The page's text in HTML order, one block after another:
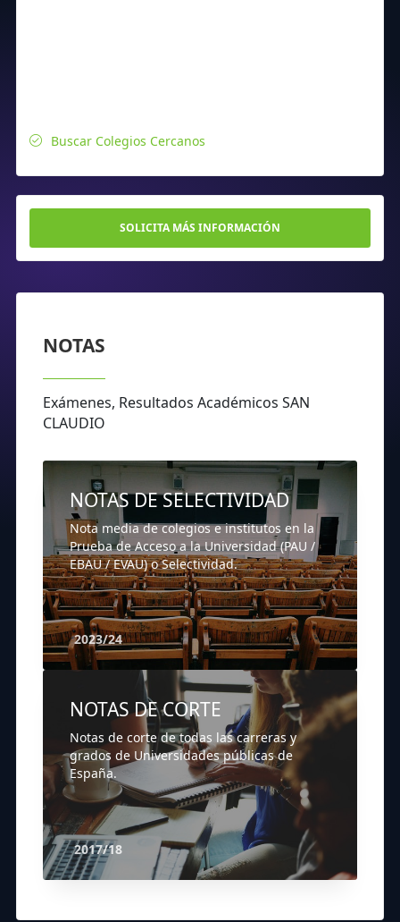
Buscar Colegios Cercanos
SOLICITA MÁS INFORMACIÓN
NOTAS
Exámenes, Resultados Académicos SAN
CLAUDIO
NOTAS DE SELECTIVIDAD
Nota media de colegios e institutos en la
Prueba de Acceso a la Universidad (PAU /
EBAU / EVAU) o Selectividad.
2023/24
NOTAS DE CORTE
Notas de corte de todas las carreras y
grados de Universidades públicas de
España.
2017/18